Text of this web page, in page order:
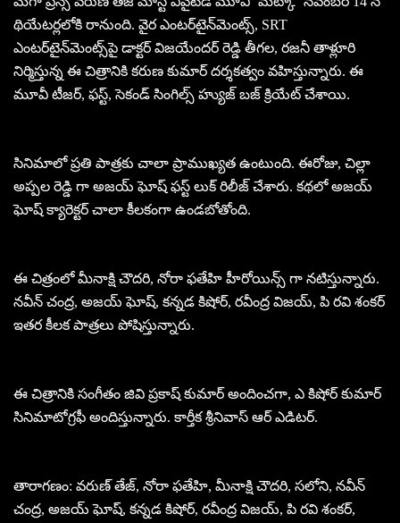
థియేటర్లలోకి రానుంది. వైర ఎంటర్‌టైన్‌మెంట్స్, SRT
ఎంటర్‌టైన్‌మెంట్స్‌పై డాక్టర్ విజయేందర్ రెడ్డి తీగల, రజనీ తాళ్లూరి
నిర్మిస్తున్న ఈ చిత్రానికి కరుణ కుమార్ దర్శకత్వం వహిస్తున్నారు. ఈ
మూవీ టీజర్, ఫస్ట్, సెకండ్ సింగిల్స్ హ్యుజ్ బజ్ క్రియేట్ చేశాయి.
సినిమాలో ప్రతి పాత్రకు చాలా ప్రాముఖ్యత ఉంటుంది. ఈరోజు, చిల్లా
అప్పల రెడ్డి గా అజయ్ ఘోష్ ఫస్ట్ లుక్ రిలీజ్ చేశారు. కథలో అజయ్
ఘోష్ క్యారెక్టర్ చాలా కీలకంగా ఉండబోతోంది.
ఈ చిత్రంలో మీనాక్షి చౌదరి, నోరా ఫతేహి హీరోయిన్స్ గా నటిస్తున్నారు.
నవీన్ చంద్ర, అజయ్ ఘోష్, కన్నడ కిషోర్, రవీంద్ర విజయ్, పి రవి శంకర్
ఇతర కీలక పాత్రలు పోషిస్తున్నారు.
ఈ చిత్రానికి సంగీతం జివి ప్రకాష్ కుమార్ అందించగా, ఎ కిషోర్ కుమార్
సినిమాటోగ్రఫీ అందిస్తున్నారు. కార్తీక శ్రీనివాస్ ఆర్ ఎడిటర్.
తారాగణం: వరుణ్ తేజ్, నోరా ఫతేహి, మీనాక్షి చౌదరి, సలోని, నవీన్
చంద్ర, అజయ్ ఘోష్, కన్నడ కిషోర్, రవీంద్ర విజయ్, పి రవి శంకర్,